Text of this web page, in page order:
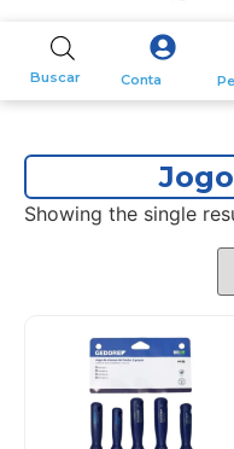
Buscar Conta
Showing the single